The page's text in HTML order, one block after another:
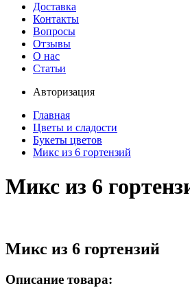
Доставка
Контакты
Вопросы
Отзывы
О нас
Статьи
Авторизация
Главная
Цветы и сладости
Букеты цветов
Микс из 6 гортензий
Микс из 6
Микс из 6 гортензий
Описание товара: